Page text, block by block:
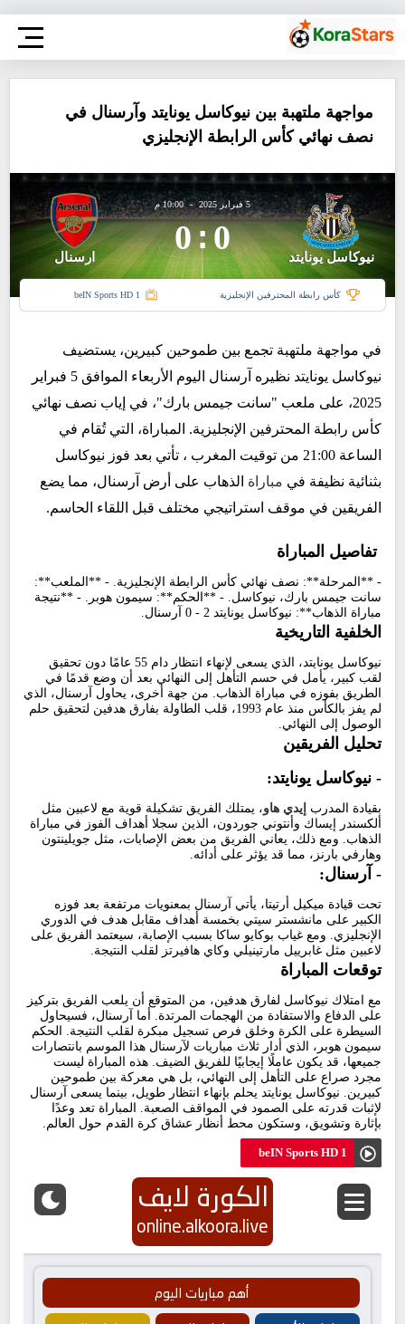
مواجهة ملتهبة بين نيوكاسل يونايتد وآرسنال في
نصف نهائي كأس الرابطة الإنجليزي
نيوكاسل يونايتد
5 فبراير 2025 - 10:00 م
0
:
0
ارسنال
كأس رابطة المحترفين الإنجليزية beIN Sports HD 1
في مواجهة ملتهبة تجمع بين طموحين كبيرين، يستضيف
نيوكاسل يونايتد نظيره آرسنال اليوم الأربعاء الموافق 5 فبراير
2025، على ملعب "سانت جيمس بارك"، في إياب نصف نهائي
كأس رابطة المحترفين الإنجليزية. المباراة، التي تُقام في
الساعة 21:00 من توقيت المغرب ، تأتي بعد فوز نيوكاسل
بثنائية نظيفة في مباراة الذهاب على أرض آرسنال، مما يضع
الفريقين في موقف استراتيجي مختلف قبل اللقاء الحاسم.
تفاصيل المباراة
- **المرحلة**: نصف نهائي كأس الرابطة الإنجليزية. - **الملعب**:
سانت جيمس بارك، نيوكاسل. - **الحكم**: سيمون هوبر. - **نتيجة
مباراة الذهاب**: نيوكاسل يونايتد 2 - 0 آرسنال.
الخلفية التاريخية
نيوكاسل يونايتد، الذي يسعى لإنهاء انتظار دام 55 عامًا دون تحقيق
لقب كبير، يأمل في حسم التأهل إلى النهائي بعد أن وضع قدمًا في
الطريق بفوزه في مباراة الذهاب. من جهة أخرى، يحاول آرسنال، الذي
لم يفز بالكأس منذ عام 1993، قلب الطاولة بفارق هدفين لتحقيق حلم
الوصول إلى النهائي.
تحليل الفريقين
- نيوكاسل يونايتد:
بقيادة المدرب إيدي هاو، يمتلك الفريق تشكيلة قوية مع لاعبين مثل
ألكسندر إيساك وأنتوني جوردون، الذين سجلا أهداف الفوز في مباراة
الذهاب. ومع ذلك، يعاني الفريق من بعض الإصابات، مثل جويلينتون
وهارفي بارنز، مما قد يؤثر على أدائه.
- آرسنال:
تحت قيادة ميكيل أرتيتا، يأتي آرسنال بمعنويات مرتفعة بعد فوزه
الكبير على مانشستر سيتي بخمسة أهداف مقابل هدف في الدوري
الإنجليزي. ومع غياب بوكايو ساكا بسبب الإصابة، سيعتمد الفريق على
لاعبين مثل غابرييل مارتينيلي وكاي هافيرتز لقلب النتيجة.
توقعات المباراة
مع امتلاك نيوكاسل لفارق هدفين، من المتوقع أن يلعب الفريق بتركيز
على الدفاع والاستفادة من الهجمات المرتدة. أما آرسنال، فسيحاول
السيطرة على الكرة وخلق فرص تسجيل مبكرة لقلب النتيجة. الحكم
سيمون هوبر، الذي أدار ثلاث مباريات لآرسنال هذا الموسم بانتصارات
جميعها، قد يكون عاملًا إيجابيًا للفريق الضيف. هذه المباراة ليست
مجرد صراع على التأهل إلى النهائي، بل هي معركة بين طموحين
كبيرين. نيوكاسل يونايتد يحلم بإنهاء انتظار طويل، بينما يسعى آرسنال
لإثبات قدرته على الصمود في المواقف الصعبة. المباراة تعد وعدًا
بإثارة وتشويق، وستكون محط أنظار عشاق كرة القدم حول العالم.
beIN Sports HD 1